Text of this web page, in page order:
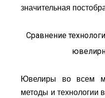
значительная
Сравнение
Ювелиры во всем
методы и технологии